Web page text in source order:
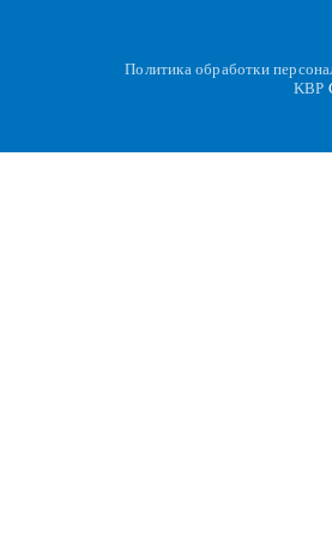
Политика обработки
KBP